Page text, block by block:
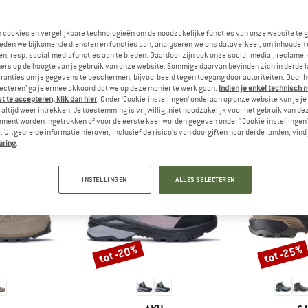
lezen - deel het met hen.
DIE DIT BEKEKEN HEBBEN, KEKEN OOK
Korting
tot -20% Korting
tot -25%
cookies en vergelijkbare technologieën om de noodzakelijke functies van onze website te
we bijkomende diensten en functies aan, analyseren we ons dataverkeer, om inhouden
resp. social-mediafuncties aan te bieden. Daardoor zijn ook onze social-media-, reclame-
op de hoogte van je gebruik van onze website. Sommige daarvan bevinden zich in derde
om je gegevens te beschermen, bijvoorbeeld tegen toegang door autoriteiten. Door
ga je ermee akkoord dat we op deze manier te werk gaan. Indien je enkel technisch
te accepteren, klik dan hier. Onder ‘Cookie-instellingen’ onderaan op onze website kun je
altijd weer intrekken. Je toestemming is vrijwillig, niet noodzakelijk voor het gebruik van
worden ingetrokken of voor de eerste keer worden gegeven onder "Cookie-
Uitgebreide informatie hierover, inclusief de risico's van doorgiften naar derde landen, vind
.
INSTELLINGEN ALLES SELECTEREN